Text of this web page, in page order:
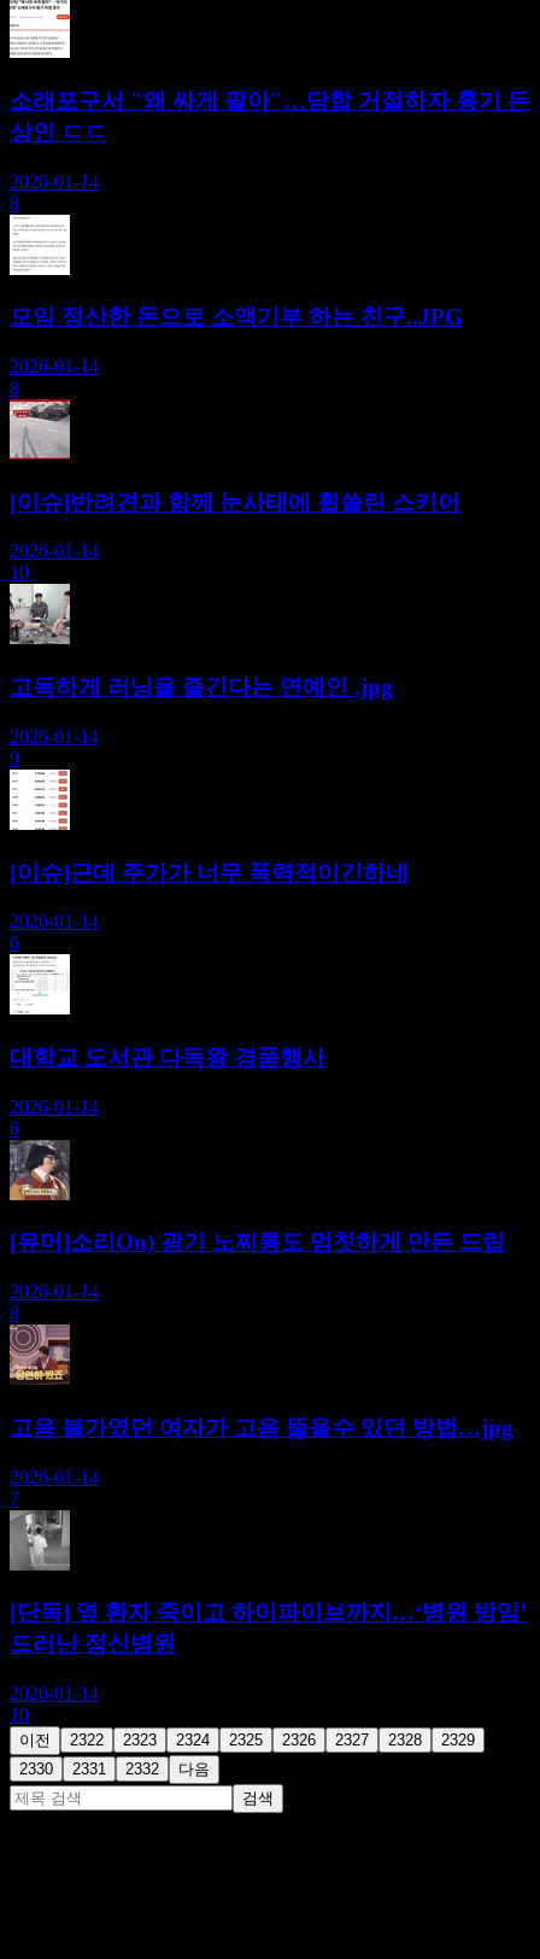
소래포구서 "왜 싸게 팔아"…담합 거절하자 흉기 든
상인 ㄷㄷ
2026-01-14
8
모임 정산한 돈으로 소액기부 하는 친구..JPG
2026-01-14
8
[이슈]반려견과 함께 눈사태에 휩쓸린 스키어
2026-01-14
10
고독하게 러닝을 즐긴다는 연예인 .jpg
2026-01-14
9
[이슈]근데 주가가 너무 폭력적이긴하네
2026-01-14
6
대학교 도서관 다독왕 경품행사
2026-01-14
6
[유머]소리On) 광기 노찌롱도 멈칫하게 만든 드립
2026-01-14
8
고음 불가였던 여자가 고음 뚫을수 있던 방법…jpg
2026-01-14
7
[단독] 옆 환자 죽이고 하이파이브까지…‘병원 방임’
드러난 정신병원
2026-01-14
10
이전 2322 2323 2324 2325 2326 2327 2328
2329
2330
2331 2332
다음
검색